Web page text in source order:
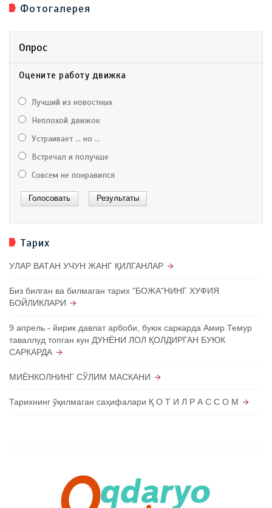
Фотогалерея
Опрос
Оцените работу движка
Лучший из новостных
Неплохой движок
Устраивает ... но ...
Встречал и получше
Совсем не понравился
Тарих
УЛАР ВАТАН УЧУН ЖАНГ ҚИЛГАНЛАР
Биз билган ва билмаган тарих "БОЖА"НИНГ ХУФИЯ
БОЙЛИКЛАРИ
9 апрель - йирик давлат арбоби, буюк саркарда Амир Темур
таваллуд топган кун ДУНЁНИ ЛОЛ ҚОЛДИРГАН БУЮК
САРКАРДА
МИЁНКОЛНИНГ СЎЛИМ МАСКАНИ
Тарихнинг ўқилмаган саҳифалари Қ О Т И Л Р А С С О М